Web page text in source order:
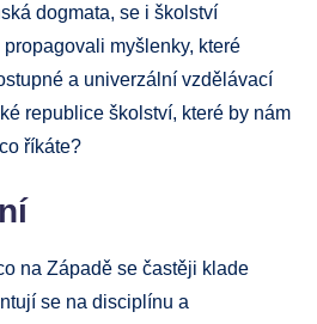
dogmata, se i školství
myšlenky, které
a univerzální vzdělávací
republice školství, které by nám
říkáte?
na Západě se častěji klade
se na disciplínu a